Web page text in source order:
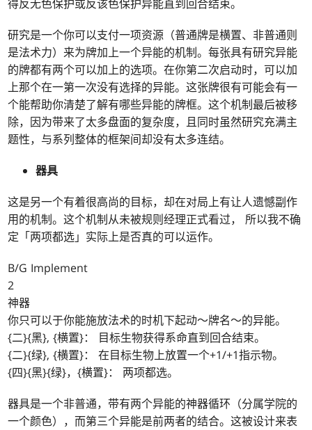
得反无色保护或反该色保护异能直到回合结束。
研究是一个你可以支付一项资源（普通牌是横置、非普通则
是法术力）来为牌加上一个异能的机制。每张具有研究异能
的牌都有两个可以加上的选项。在你第二次启动时，可以加
上那个在一第一次没有选择的异能。这张牌很有可能会有一
个能帮助你清楚了解有哪些异能的牌框。这个机制最后被移
除，因为带来了太多盘面的复杂度，且同时虽然研究充满主
题性，与系列整体的框架间却没有太多连结。
器具
这是另一个有着很高尚的目标，却在对局上有让人遗憾副作
用的机制。这个机制从未被规则经理正式看过， 所以我不确
定「两项都选」实际上是否真的可以运作。
B/G Implement
2
神器
你只可以于你能施放法术的时机下起动～牌名～的异能。
{二}{黑}, {横置}： 目标生物获得系命直到回合结束。
{二}{绿}, {横置}： 在目标生物上放置一个+1/+1指示物。
{四}{黑}{绿}，{横置}： 两项都选。
器具是一个非普通，带有两个异能的神器循环（分属学院的
一个颜色），而第三个异能是前两者的结合。这被设计来表